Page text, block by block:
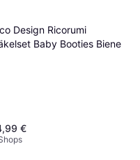
Design Ricorumi
Baby Booties Biene
€